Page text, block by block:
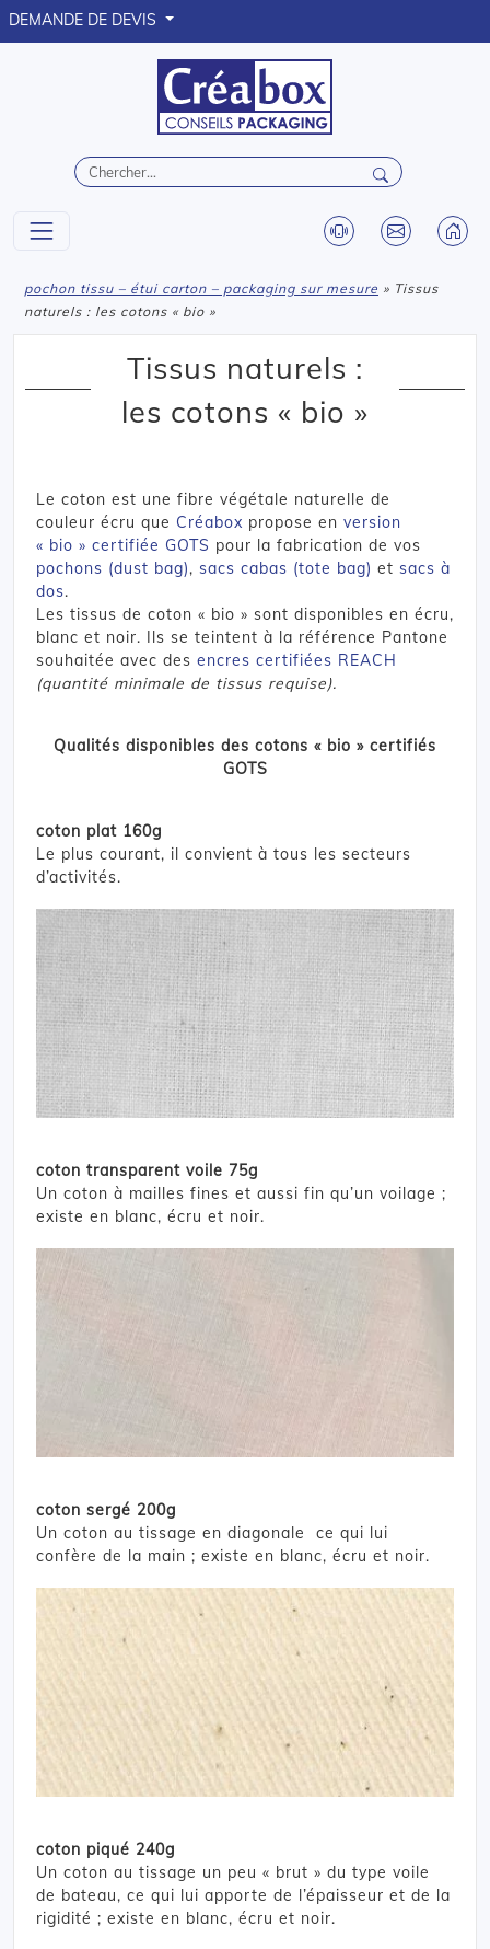
DEMANDE DE DEVIS
pochon tissu – étui carton – packaging sur mesure » Tissus
naturels : les cotons « bio »
Tissus naturels :
les cotons « bio »
Le coton est une fibre végétale naturelle de
couleur écru que Créabox propose en version
« bio » certifiée GOTS pour la fabrication de vos
pochons (dust bag), sacs cabas (tote bag) et sacs à
dos.
Les tissus de coton « bio » sont disponibles en écru,
blanc et noir. Ils se teintent à la référence Pantone
souhaitée avec des encres certifiées REACH
(quantité minimale de tissus requise).
Qualités disponibles des cotons « bio » certifiés
GOTS
coton plat 160g
Le plus courant, il convient à tous les secteurs
d’activités.
coton transparent voile 75g
Un coton à mailles fines et aussi fin qu’un voilage ;
existe en blanc, écru et noir.
coton sergé 200g
Un coton au tissage en diagonale ce qui lui
confère de la main ; existe en blanc, écru et noir.
coton piqué 240g
Un coton au tissage un peu « brut » du type voile
de bateau, ce qui lui apporte de l’épaisseur et de la
rigidité ; existe en blanc, écru et noir.